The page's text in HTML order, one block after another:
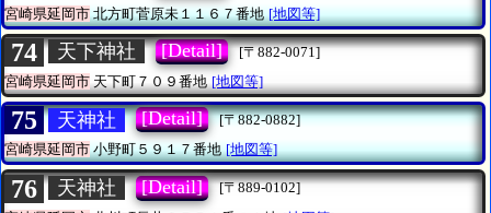
宮崎県延岡市北方町菅原未１１６７番地 [地図等]
74 天下神社 [Detail]
[〒882-0071]
宮崎県延岡市 天下町７０９番地 [地図等]
75 天神社 [Detail]
[〒882-0882]
宮崎県延岡市小野町５９１７番地 [地図等]
76 天神社 [Detail]
[〒889-0102]